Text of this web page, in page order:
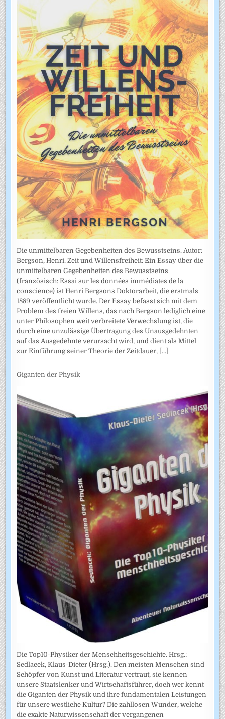
Die unmittelbaren Gegebenheiten des Bewusstseins. Autor:
Bergson, Henri. Zeit und Willensfreiheit: Ein Essay über die
unmittelbaren Gegebenheiten des Bewusstseins
(französisch: Essai sur les données immédiates de la
conscience) ist Henri Bergsons Doktorarbeit, die erstmals
1889 veröffentlicht wurde. Der Essay befasst sich mit dem
Problem des freien Willens, das nach Bergson lediglich eine
unter Philosophen weit verbreitete Verwechslung ist, die
durch eine unzulässige Übertragung des Unausgedehnten
auf das Ausgedehnte verursacht wird, und dient als Mittel
zur Einführung seiner Theorie der Zeitdauer, [...]
Giganten der Physik
Die Top10-Physiker der Menschheitsgeschichte. Hrsg.:
Sedlacek, Klaus-Dieter (Hrsg.). Den meisten Menschen sind
Schöpfer von Kunst und Literatur vertraut, sie kennen
unsere Staatslenker und Wirtschaftsführer, doch wer kennt
die Giganten der Physik und ihre fundamentalen Leistungen
für unsere westliche Kultur? Die zahllosen Wunder, welche
die exakte Naturwissenschaft der vergangenen